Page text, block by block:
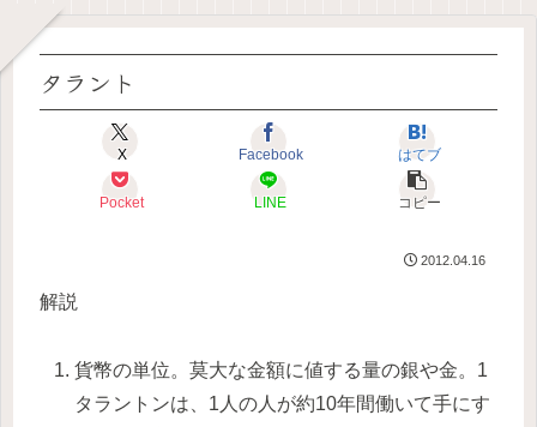
タラント
X Facebook はてブ
Pocket LINE コピー
2012.04.16
解説
貨幣の単位。莫大な金額に値する量の銀や金。1
タラントンは、1人の人が約10年間働いて手にす